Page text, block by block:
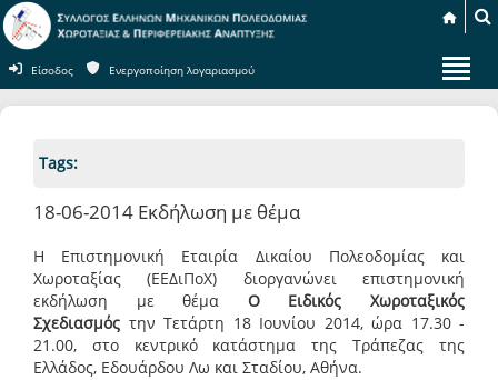
Είσοδος Ενεργοποίηση λογαριασμού
Tags:
18-06-2014 Εκδήλωση με θέμα
Η Επιστημονική Εταιρία Δικαίου Πολεοδομίας και
Χωροταξίας (ΕΕΔιΠοΧ) διοργανώνει επιστημονική
εκδήλωση με θέμα Ο Ειδικός Χωροταξικός
Σχεδιασμός την Τετάρτη 18 Ιουνίου 2014, ώρα 17.30 -
21.00, στο κεντρικό κατάστημα της Τράπεζας της
Ελλάδος, Εδουάρδου Λω και Σταδίου, Αθήνα.